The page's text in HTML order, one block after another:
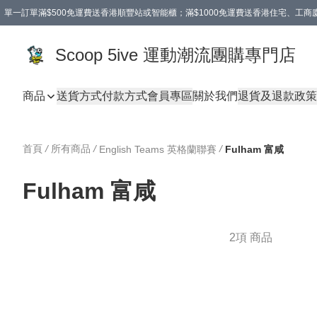
單一訂單滿$500免運費送香港順豐站或智能櫃；滿$1000免運費送香港住宅、工商
Scoop 5ive 運動潮流團購專門店
商品 送貨方式付款方式會員專區關於我們退貨及退款政策
首頁 / 所有商品 / English Teams 英格蘭聯賽 / Fulham 富咸
Fulham 富咸
2項 商品